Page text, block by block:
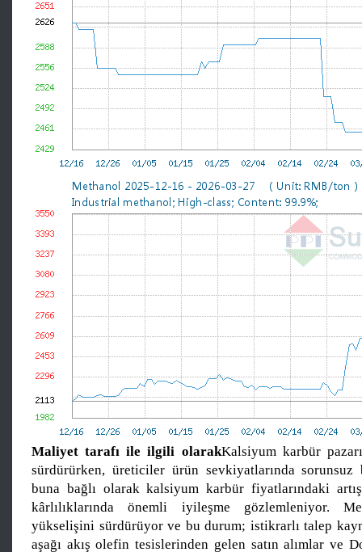
Maliyet tarafı ile ilgili olarakKalsiyum karbür
sürdürürken, üreticiler ürün sevkiyatlarında sorunsuz
buna bağlı olarak kalsiyum karbür fiyatlarındaki
kârlılıklarında önemli iyileşme gözlemleniyor.
yükselişini sürdürüyor ve bu durum; istikrarlı talep
aşağı akış olefin tesislerinden gelen satın alımlar ve